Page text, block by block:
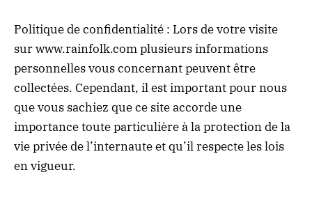
Politique de confidentialité : ​ Lors de votre visite
surwww.rainfolk.complusieurs informations
personnelles vous concernant peuvent être
collectées. Cependant, il est important pour nous
que vous sachiez que ce site accorde une
importance toute particulière à la protection de la
vie privée de l’internaute et qu’il respecte les lois
en vigueur.